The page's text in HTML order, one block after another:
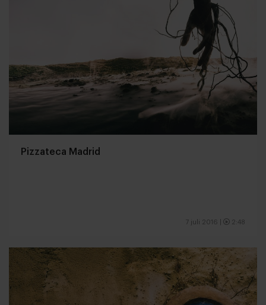
Pizzateca Madrid
7 juli 2016 2:48